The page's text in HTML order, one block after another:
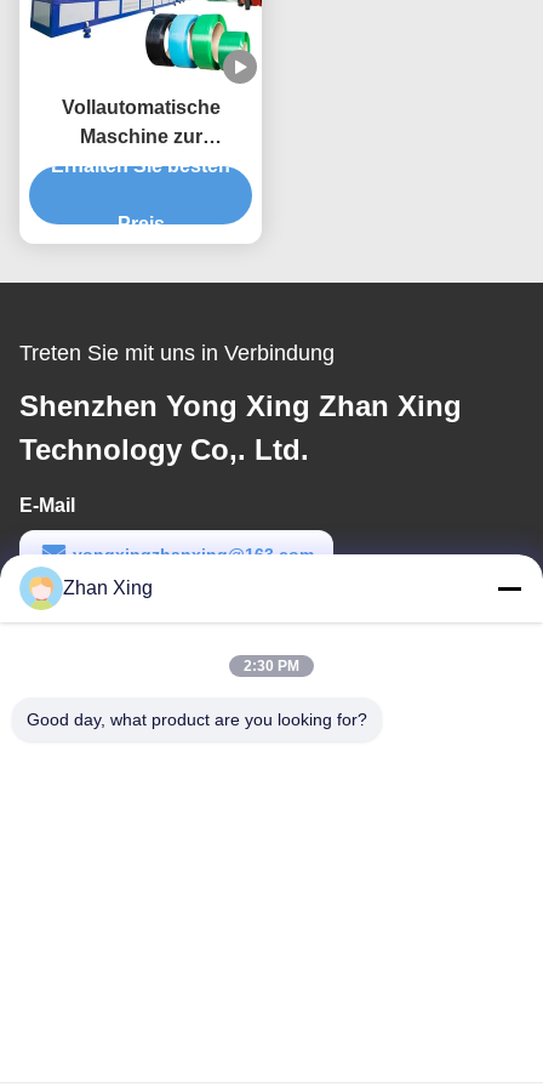
Vollautomatische
Maschine zur
Herstellung von PET-
Erhalten Sie besten
Preis
Treten Sie mit uns in Verbindung
Shenzhen Yong Xing Zhan Xing
Technology Co,. Ltd.
E-Mail
yongxingzhanxing@163.com
Arbeitszeit
Zhan Xing
2:30 PM
Good day, what product are you looking for?